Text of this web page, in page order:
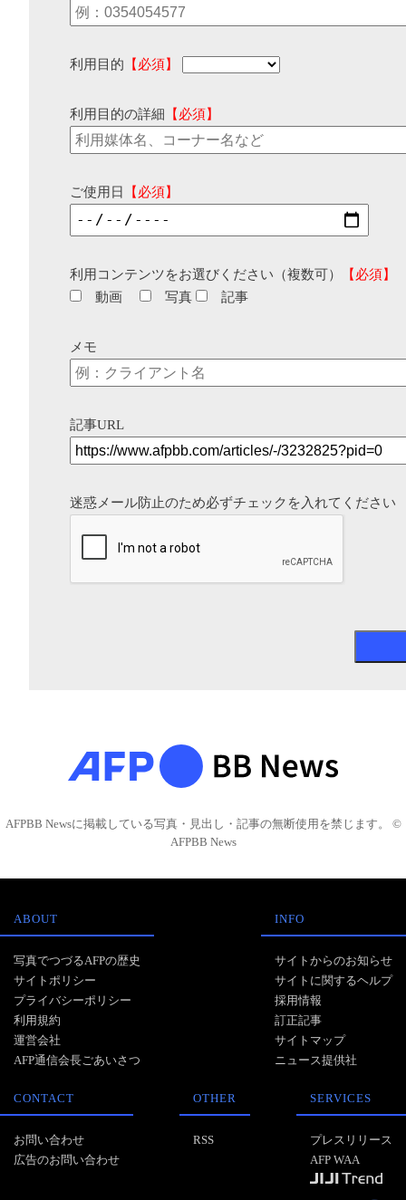
利用目的 【必須】
利用目的の詳細 【必須】
ご使用日 【必須】
利用コンテンツをお選びください（複数可）
【必須】
動画
写真 記事
メモ
記事URL
迷惑メール防止のため必ずチェックを入れてください
AFPBB Newsに掲載している写真・見出し・記事の無断使用を禁じます。 ©
AFPBB News
ABOUT
写真でつづるAFPの歴史
サイトポリシー
プライバシーポリシー
利用規約
運営会社
AFP通信会長ごあいさつ
INFO
サイトからのお知らせ
サイトに関するヘルプ
採用情報
訂正記事
サイトマップ
ニュース提供社
CONTACT
お問い合わせ
広告のお問い合わせ
OTHER
RSS
SERVICES
プレスリリース
AFP WAA